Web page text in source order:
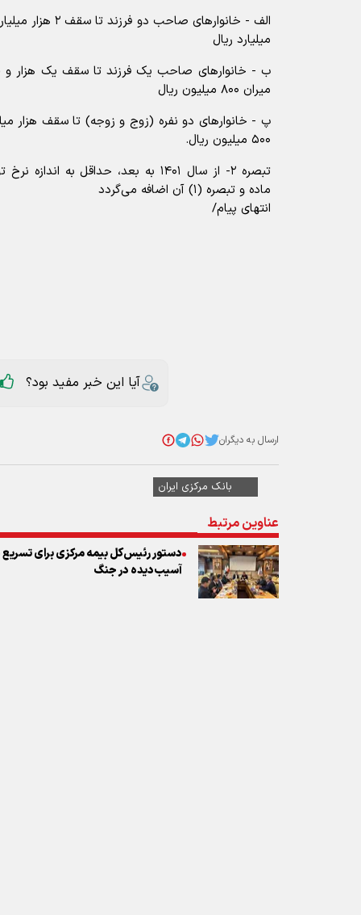
الف - خانوار‌های
میلیارد ریال
میران ۸۰۰ میلیون ریال
پ - خانوار‌های دو نفره (زوج و زوجه) تا سقف هزار
۵۰۰ میلیون ریال.
تبصره ۲- از سال ۱۴۰۱ به بعد، حداقل به
ماده و تبصره (۱) آن اضافه می‌گردد
انتهای پیام/
بانک مرکزی ایران
آسیب‌دیده در جنگ ‌
نظر شما